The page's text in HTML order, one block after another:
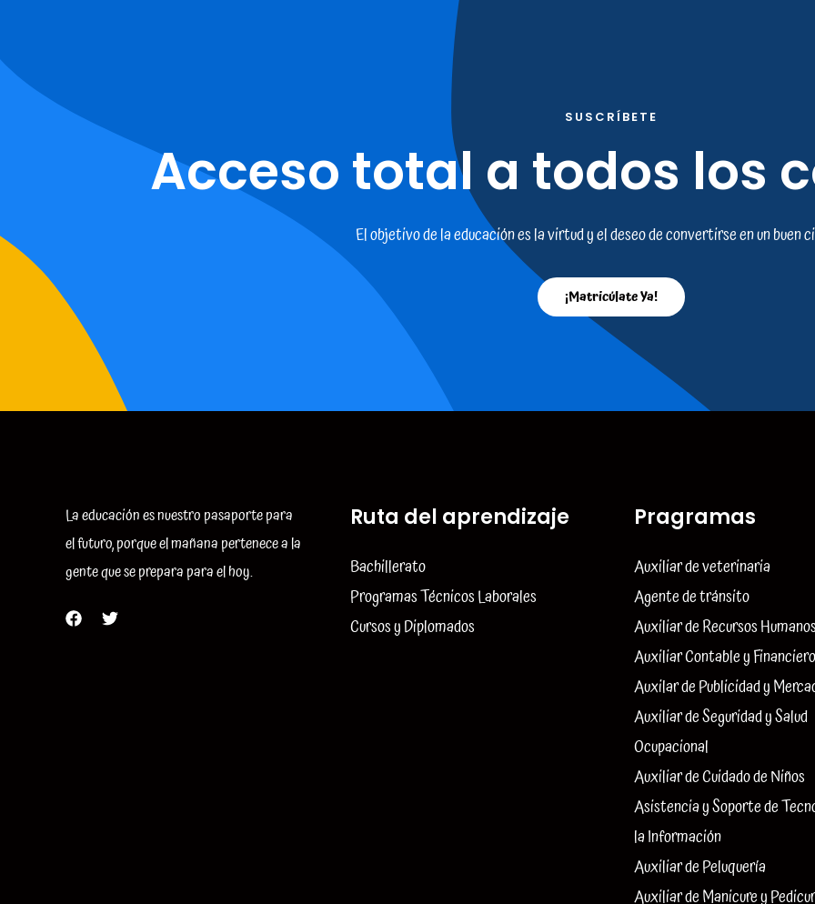
SUSCRÍBETE
Acceso total a todos los
El objetivo de la educación es la virtud y el deseo de convertirse en un buen
¡Matricúlate Ya!
La educación es nuestro pasaporte para
el futuro, porque el mañana pertenece a la
gente que se prepara para el hoy.
Ruta del aprendizaje
Bachillerato
Programas Técnicos Laborales
Cursos y Diplomados
Pragramas
Auxiliar de veterinaria
Agente de tránsito
Auxiliar de Recursos
Auxiliar Contable y Financiero
Auxilar de Publicidad y
Auxiliar de Seguridad y Salud
Ocupacional
Auxiliar de Cuidado de Niños
Asistencia y Soporte de
la Información
Auxiliar de Peluquería
Auxiliar de Manicure y